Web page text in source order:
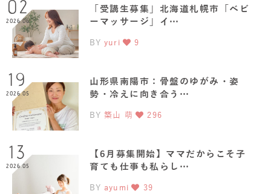
02
2026.06
「受講生募集」北海道札幌市「ベビ
ーマッサージ」イ…
BY yuri 9
19
2026.05
山形県南陽市：骨盤のゆがみ・姿
勢・冷えに向き合う…
BY 築山 萌 296
13
2026.05
【6月募集開始】ママだからこそ子
育ても仕事も私らし…
BY ayumi 39